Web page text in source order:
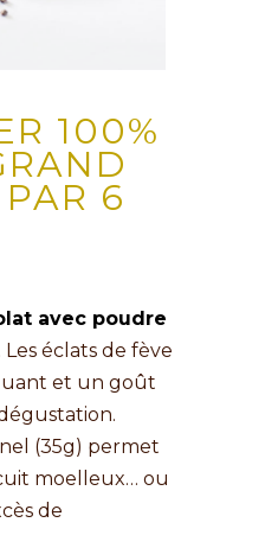
100%
6
avec poudre
. Les éclats de fève
et un goût
(35g) permet
moelleux… ou
de